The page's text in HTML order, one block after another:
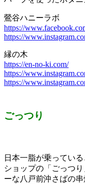
鶯谷ハニーラボ
https://
https://
縁の木
https://en-no-ki.com/
https://
https://
ごっつり
日本一脂が乗ってい
ショップの「ごっつ
ーな八戸前沖さばの